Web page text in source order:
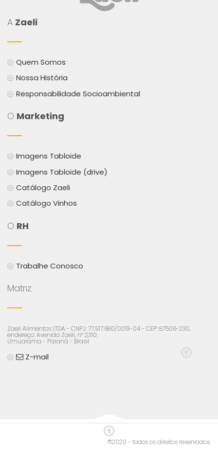
A Zaeli
Quem Somos
Nossa História
Responsabilidade Socioambiental
O Marketing
Imagens Tabloide
Imagens Tabloide (drive)
Catálogo Zaeli
Catálogo Vinhos
O RH
Trabalhe Conosco
Matriz:
Zaeli Alimentos LTDA - CNPJ: 77.917.680/0051-04 - CEP: 87506-230,
endereço: Avenida Zaeli, n° 2310.
Umuarama - Paraná - Brasil
Z-mail
©2020 - todos os direitos reservados.